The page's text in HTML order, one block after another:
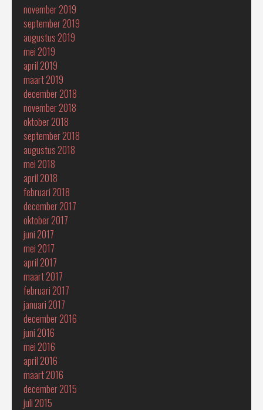
november 2019
september 2019
augustus 2019
mei 2019
april 2019
maart 2019
december 2018
november 2018
oktober 2018
september 2018
augustus 2018
mei 2018
april 2018
februari 2018
december 2017
oktober 2017
juni 2017
mei 2017
april 2017
maart 2017
februari 2017
januari 2017
december 2016
juni 2016
mei 2016
april 2016
maart 2016
december 2015
juli 2015